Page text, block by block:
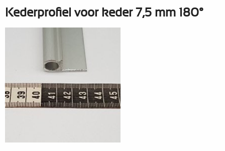
Kederprofiel voor keder 7,5 mm 180°